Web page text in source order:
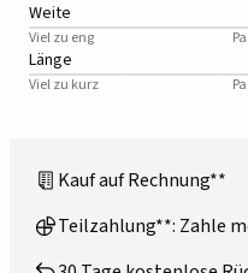
Weite
Viel zu eng
Länge
Viel zu kurz
Kauf auf Rechnung**
Teilzahlung**: Zahle